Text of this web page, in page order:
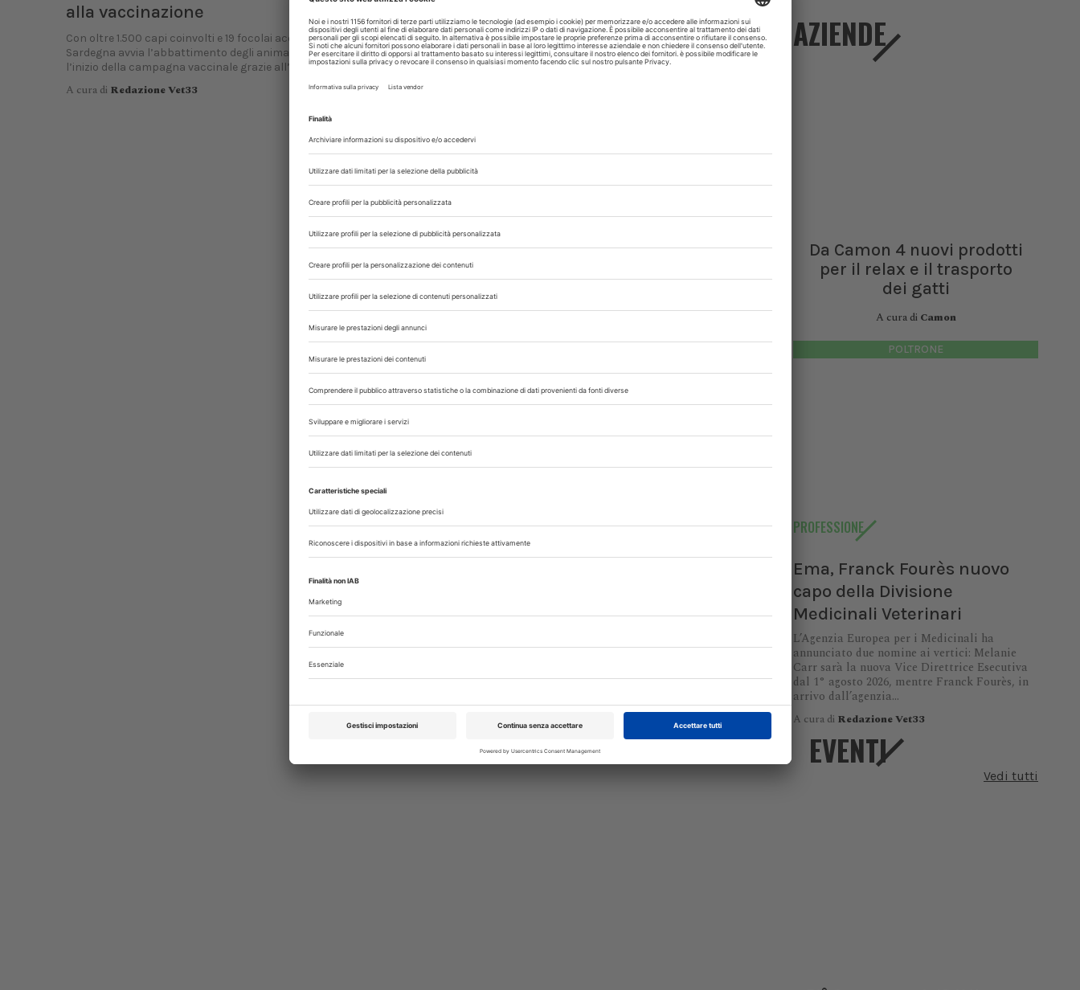
alla vaccinazione
Con oltre 1.500 capi coinvolti e 19 focolai accertati, la Regione
Sardegna avvia l’abbattimento degli animali infetti e annuncia
l’inizio della campagna vaccinale grazie all’arrivo di 300mila...
A cura di Redazione Vet33
Pagina di 1 1
AZIENDE
Da Camon 4 nuovi prodotti
per il relax e il trasporto
dei gatti
A cura di Camon
POLTRONE
PROFESSIONE
Ema, Franck Fourès nuovo
capo della Divisione
Medicinali Veterinari
L’Agenzia Europea per i Medicinali ha
annunciato due nomine ai vertici: Melanie
Carr sarà la nuova Vice Direttrice Esecutiva
dal 1° agosto 2026, mentre Franck Fourès, in
arrivo dall’agenzia...
A cura di Redazione Vet33
EVENTI
Vedi tutti